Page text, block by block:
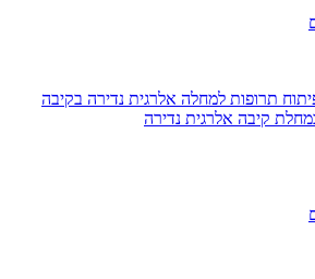
תרופות למחלה אלרגית נדירה בקיבה
במחלת קיבה אלרגית נדירה